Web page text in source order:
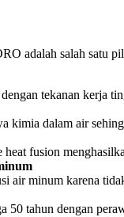
adalah salah satu
tekanan kerja
kimia dalam air
fusion
air minum karena
tahun dengan